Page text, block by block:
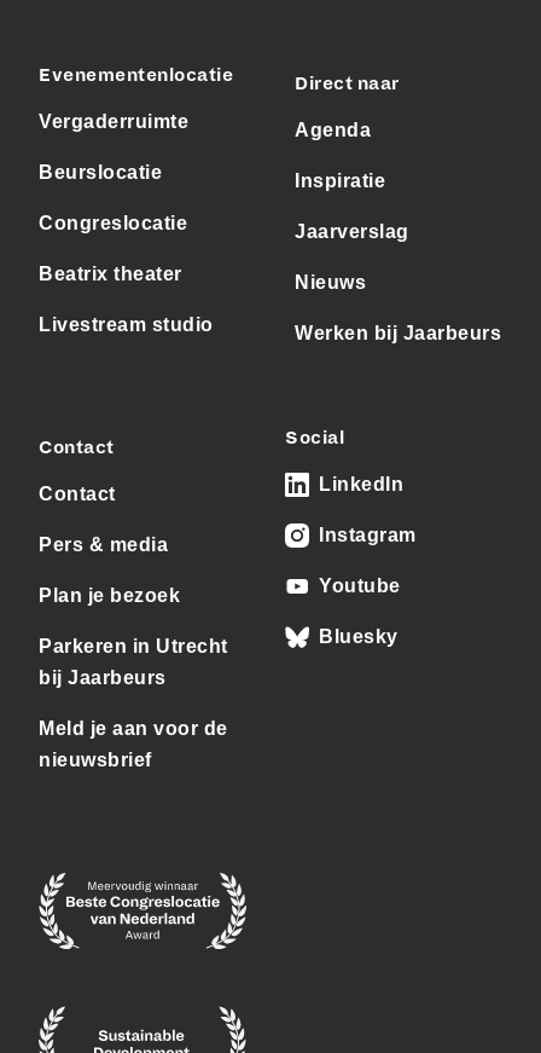
Evenementenlocatie
Vergaderruimte
Beurslocatie
Congreslocatie
Beatrix theater
Livestream studio
Direct naar
Agenda
Inspiratie
Jaarverslag
Nieuws
Werken bij Jaarbeurs
Contact
Contact
Pers & media
Plan je bezoek
Parkeren in Utrecht
bij Jaarbeurs
Meld je aan voor de
nieuwsbrief
Social
LinkedIn
Instagram
Youtube
Bluesky